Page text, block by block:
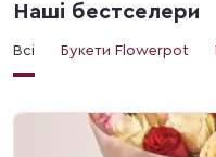
Наші бестселери
Всі Букети Flowerpot